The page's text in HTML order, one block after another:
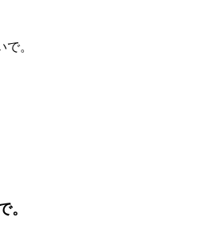
。
。